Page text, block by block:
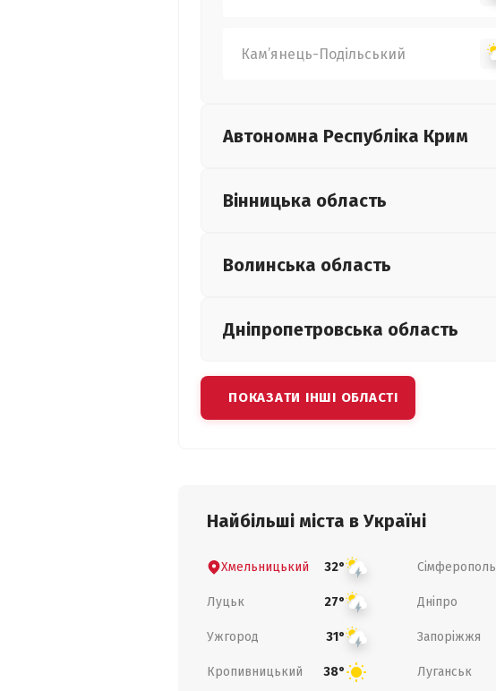
Кам’янець-Подільський
Автономна Республіка Крим
Вінницька область
Волинська область
Дніпропетровська область
ПОКАЗАТИ ІНШІ ОБЛАСТІ
Найбільші міста в Україні
Хмельницький 32° Сімферополь
Луцьк 27° Дніпро
Ужгород 31° Запоріжжя
Кропивницький 38° Луганськ